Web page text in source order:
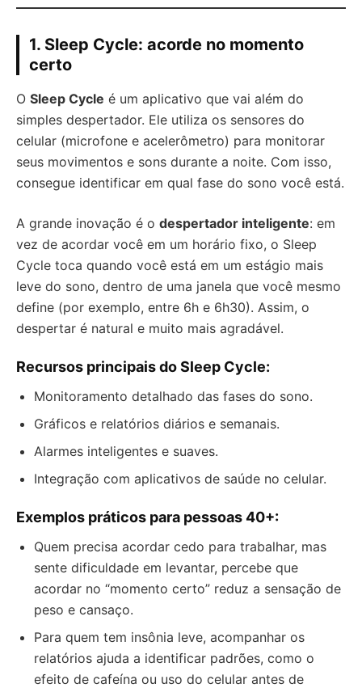
1. Sleep Cycle: acorde no momento
certo
O Sleep Cycle é um aplicativo que vai além do
simples despertador. Ele utiliza os sensores do
celular (microfone e acelerômetro) para monitorar
seus movimentos e sons durante a noite. Com isso,
consegue identificar em qual fase do sono você está.
A grande inovação é o despertador inteligente: em
vez de acordar você em um horário fixo, o Sleep
Cycle toca quando você está em um estágio mais
leve do sono, dentro de uma janela que você mesmo
define (por exemplo, entre 6h e 6h30). Assim, o
despertar é natural e muito mais agradável.
Recursos principais do Sleep Cycle:
Monitoramento detalhado das fases do sono.
Gráficos e relatórios diários e semanais.
Alarmes inteligentes e suaves.
Integração com aplicativos de saúde no celular.
Exemplos práticos para pessoas 40+:
Quem precisa acordar cedo para trabalhar, mas
sente dificuldade em levantar, percebe que
acordar no “momento certo” reduz a sensação de
peso e cansaço.
Para quem tem insônia leve, acompanhar os
relatórios ajuda a identificar padrões, como o
efeito de cafeína ou uso do celular antes de